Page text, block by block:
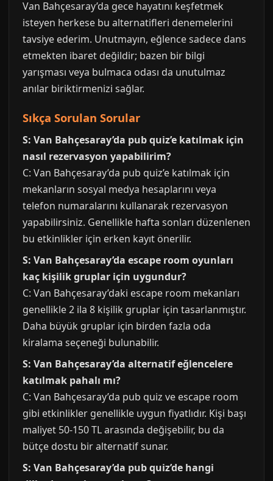
Van Bahçesaray’da gece hayatını keşfetmek
isteyen herkese bu alternatifleri denemelerini
tavsiye ederim. Unutmayın, eğlence sadece dans
etmekten ibaret değildir; bazen bir bilgi
yarışması veya bulmaca odası da unutulmaz
anılar biriktirmenizi sağlar.
Sıkça Sorulan Sorular
S: Van Bahçesaray’da pub quiz’e katılmak için
nasıl rezervasyon yapabilirim?
C: Van Bahçesaray’da pub quiz’e katılmak için
mekanların sosyal medya hesaplarını veya
telefon numaralarını kullanarak rezervasyon
yapabilirsiniz. Genellikle hafta sonları düzenlenen
bu etkinlikler için erken kayıt önerilir.
S: Van Bahçesaray’da escape room oyunları
kaç kişilik gruplar için uygundur?
C: Van Bahçesaray’daki escape room mekanları
genellikle 2 ila 8 kişilik gruplar için tasarlanmıştır.
Daha büyük gruplar için birden fazla oda
kiralama seçeneği bulunabilir.
S: Van Bahçesaray’da alternatif eğlencelere
katılmak pahalı mı?
C: Van Bahçesaray’da pub quiz ve escape room
gibi etkinlikler genellikle uygun fiyatlıdır. Kişi başı
maliyet 50-150 TL arasında değişebilir, bu da
bütçe dostu bir alternatif sunar.
S: Van Bahçesaray’da pub quiz’de hangi